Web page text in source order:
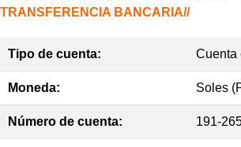
TRANSFERENCIA BANCARIA//
Tipo de cuenta: Cuenta
Moneda: Soles
Número de cuenta: 191-